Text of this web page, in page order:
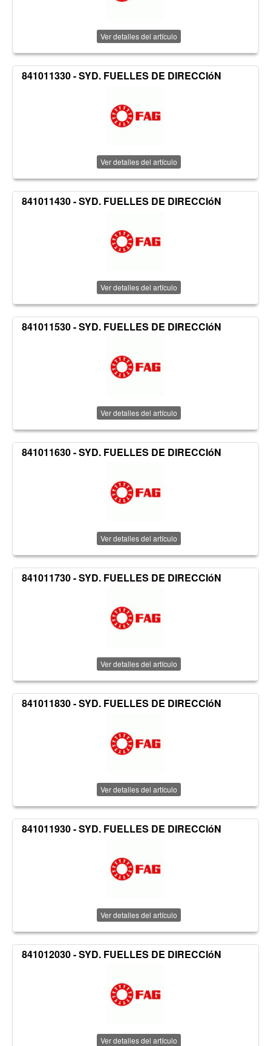
Ver detalles del artículo
841011330 - SYD. FUELLES DE DIRECCIóN
Ver detalles del artículo
841011430 - SYD. FUELLES DE DIRECCIóN
Ver detalles del artículo
841011530 - SYD. FUELLES DE DIRECCIóN
Ver detalles del artículo
841011630 - SYD. FUELLES DE DIRECCIóN
Ver detalles del artículo
841011730 - SYD. FUELLES DE DIRECCIóN
Ver detalles del artículo
841011830 - SYD. FUELLES DE DIRECCIóN
Ver detalles del artículo
841011930 - SYD. FUELLES DE DIRECCIóN
Ver detalles del artículo
841012030 - SYD. FUELLES DE DIRECCIóN
Ver detalles del artículo